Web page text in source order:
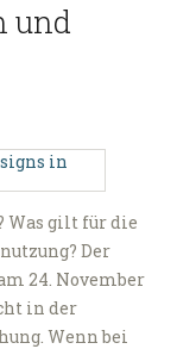
und
Was gilt für die
Der
24. November
in der
Wenn bei